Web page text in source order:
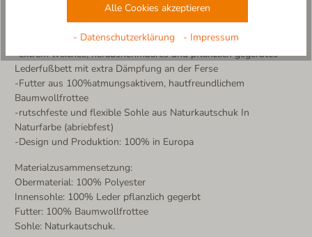
Weitere Produktdetails:
-strapazierfähige Polyester in Leopardenoptik
-modische Einfassung mit Teppichnaht
-extrem weiches, herausnehmbares und pflanzlich gegerbtes
Lederfußbett mit extra Dämpfung an der Ferse
-Futter aus 100%atmungsaktivem, hautfreundlichem
Baumwollfrottee
-rutschfeste und flexible Sohle aus Naturkautschuk In
Naturfarbe (abriebfest)
-Design und Produktion: 100% in Europa
Materialzusammensetzung:
Obermaterial: 100% Polyester
Innensohle: 100% Leder pflanzlich gegerbt
Futter: 100% Baumwollfrottee
Sohle: Naturkautschuk.
Alle Cookies akzeptieren
- Datenschutzerklärung - Impressum